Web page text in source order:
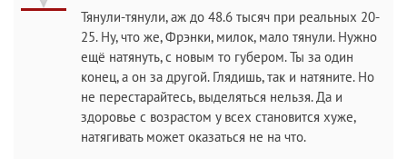
Тянули-тянули, аж до 48.6 тысяч при реальных 20-
25. Ну, что же, Фрэнки, милок, мало тянули. Нужно
ещё натянуть, с новым то губером. Ты за один
конец, а он за другой. Глядишь, так и натяните. Но
не перестарайтесь, выделяться нельзя. Да и
здоровье с возрастом у всех становится хуже,
натягивать может оказаться не на что.